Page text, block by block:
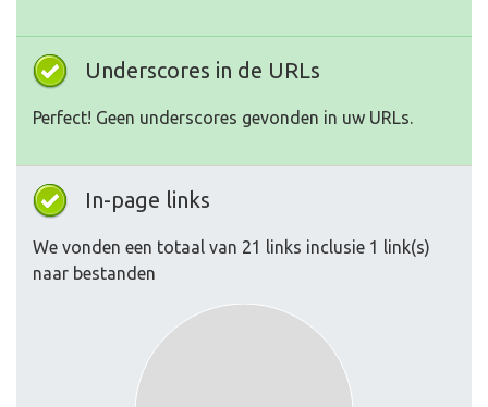
Underscores in de URLs
Perfect! Geen underscores gevonden in uw URLs.
In-page links
We vonden een totaal van 21 links inclusie 1 link(s)
naar bestanden